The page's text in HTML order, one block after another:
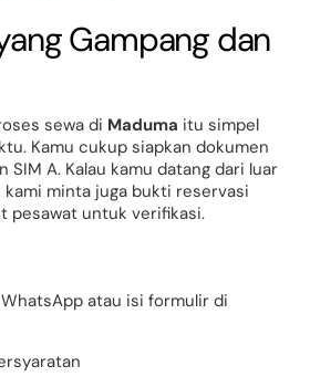
Gampang dan
sewa di Maduma itu simpel
Kamu cukup siapkan dokumen
SIM A. Kalau kamu datang dari luar
kami minta juga bukti reservasi
pesawat untuk verifikasi.
atau isi formulir di